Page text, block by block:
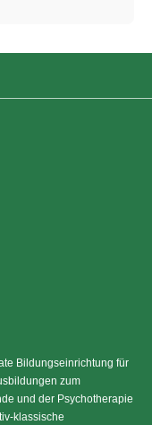
Bildungseinrichtung für
zum
und der Psychotherapie
klassische